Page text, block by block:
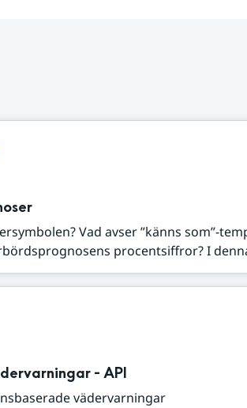
Vad avser ”känns som”-
procentsiffror? I
- API
vädervarningar